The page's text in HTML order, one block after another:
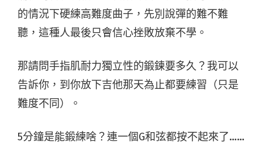
的情況下硬練高難度曲子，先別說彈的難不難
聽，這種人最後只會信心挫敗放棄不學。
那請問手指肌耐力獨立性的鍛鍊要多久？我可以
告訴你，到你放下吉他那天為止都要練習（只是
難度不同）。
5分鐘是能鍛練啥？連一個G和弦都按不起來了……